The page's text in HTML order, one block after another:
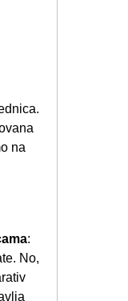
na
:
No,